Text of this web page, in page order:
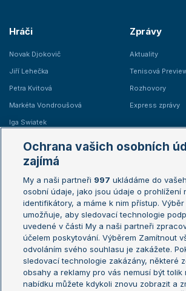
Hráči
Novak Djokovič
Jiří Lehečka
Petra Kvitová
Markéta Vondroušová
Iga Swiatek
Zprávy
Aktuality
Tenisová
Rozhovory
Express zprávy
Žebříčky
Žebříček ATP (muži)
Žebříček WTA (ženy)
Sázkařský žebříček
Australian Open
French Open
Wimbledon
US Open
Turnaj mistrů
Turnaj mistryň
Aktualní trendy
Ochrana vašich osobních
zajímá
My a naši partneři 997 ukládáme do
osobní údaje, jako jsou údaje o prohlížení
identifikátory, a máme k nim přístup. Výběr
umožňuje, aby sledovací technologie
uvedené v části My a naši partneři
účelem poskytování. Výběrem Zamítnout
odvoláním svého souhlasu je zakážete.
sledovací technologie zakázány, některé
obsahy a reklamy pro vás nemusí být tolik
nabídku můžete kdykoli znovu zobrazit a